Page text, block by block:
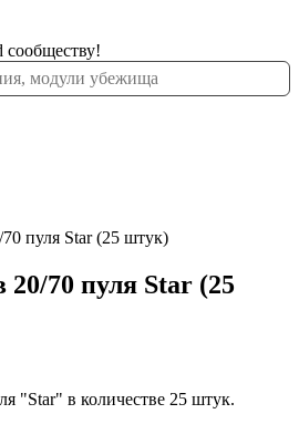
сообществу!
пуля Star (25 штук)
20/70 пуля Star (25
"Star" в количестве 25 штук.